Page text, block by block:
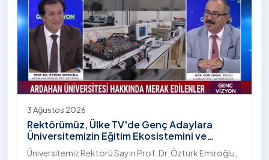
katıldı.
3 Ağustos 2026
Rektörümüz, Ülke TV'de Genç Adaylara
Üniversitemizin Eğitim Ekosistemini ve
Sunduğu Nitelikli İmkânları Anlattı
Üniversitemiz Rektörü Sayın Prof. Dr. Öztürk Emiroğlu,